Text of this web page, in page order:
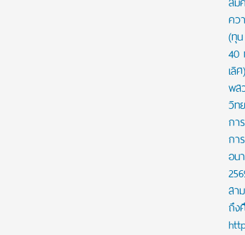
คว
(ทุ
40
เลิ
พส
วิท
กา
กา
อน
สา
ถึง